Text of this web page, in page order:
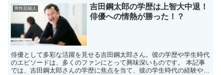
男性芸能人
吉田鋼太郎の学歴は上智大中退！
俳優への情熱が勝った！？
俳優として多彩な活躍を見せる吉田鋼太郎さん。​彼の学歴や学生時代
のエピソードは、多くのファンにとって興味深いものです。​ 本記事
では、吉田鋼太郎さんの学歴に焦点を当て、彼の学生時代の経験や、